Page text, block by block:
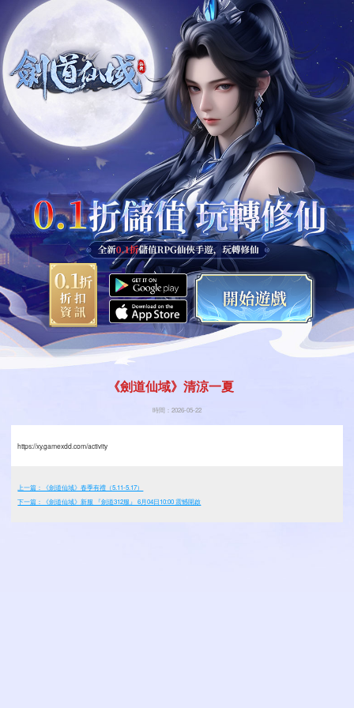
《劍道仙域》清涼一夏
時間：2026-05-22
https://xy.gamexdd.com/activity
上一篇：《劍道仙域》春季有禮（5.11-5.17）
下一篇：《劍道仙域》新服 『劍道312服』 6月04日10:00 震憾開啟